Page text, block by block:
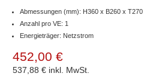
Abmessungen (mm): H360 x B260 x T270
Anzahl pro VE: 1
Energieträger: Netzstrom
452,00 €
537,88 € inkl. MwSt.